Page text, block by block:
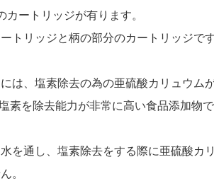
ートリッジが有ります。
トリッジと柄の部分のカートリッジです
は、塩素除去の為の亜硫酸カリュウム
素を除去能力が非常に高い食品添加物で
を通し、塩素除去をする際に亜硫酸カ
。